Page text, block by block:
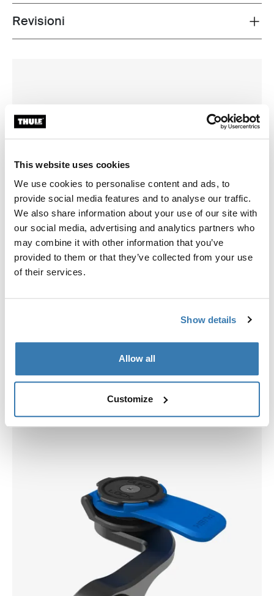
This website uses cookies
We use cookies to personalise content and ads, to
provide social media features and to analyse our traffic.
We also share information about your use of our site with
our social media, advertising and analytics partners who
may combine it with other information that you’ve
provided to them or that they’ve collected from your use
of their services.
Show details
Allow all
Customize
Toggle overview
Revisioni